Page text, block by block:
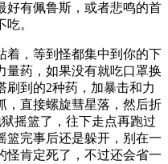
好有佩鲁斯，或者悲鸣的首
。
着，等到怪都集中到你的下
量药，如果没有就吃口罩换
刷到的2种药，加暴击和力
，直接螺旋彗星落，然后折
摇篮了，往下走点再跑过
篮完事后还是躲开，别在一
怪肯定死了，不过还会省一